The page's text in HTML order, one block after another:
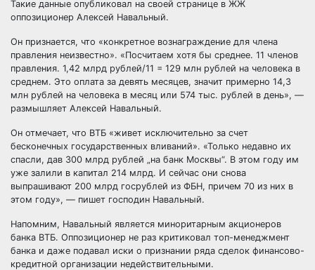
Такие данные опубликовал на своей странице в ЖЖ
оппозиционер Алексей Навальный.
Он признается, что «конкретное вознаграждение для члена
правления неизвестно». «Посчитаем хотя бы среднее. 11 членов
правления. 1,42 млрд рублей/11 = 129 млн рублей на человека в
среднем. Это оплата за девять месяцев, значит примерно 14,3
млн рублей на человека в месяц или 574 тыс. рублей в день», —
размышляет Алексей Навальный.
Он отмечает, что ВТБ «живет исключительно за счет
бесконечных государственных вливаний». «Только недавно их
спасли, дав 300 млрд рублей „на банк Москвы“. В этом году им
уже залили в капитал 214 млрд. И сейчас они снова
выпрашивают 200 млрд госрублей из ФБН, причем 70 из них в
этом году», — пишет господин Навальный.
Напомним, Навальный является миноритарным акционеров
банка ВТБ. Оппозиционер не раз критиковал топ-менеджмент
банка и даже подавал иски о признании ряда сделок финансово-
кредитной организации недействительными.